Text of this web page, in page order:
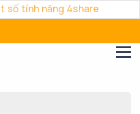
số tính năng 4share